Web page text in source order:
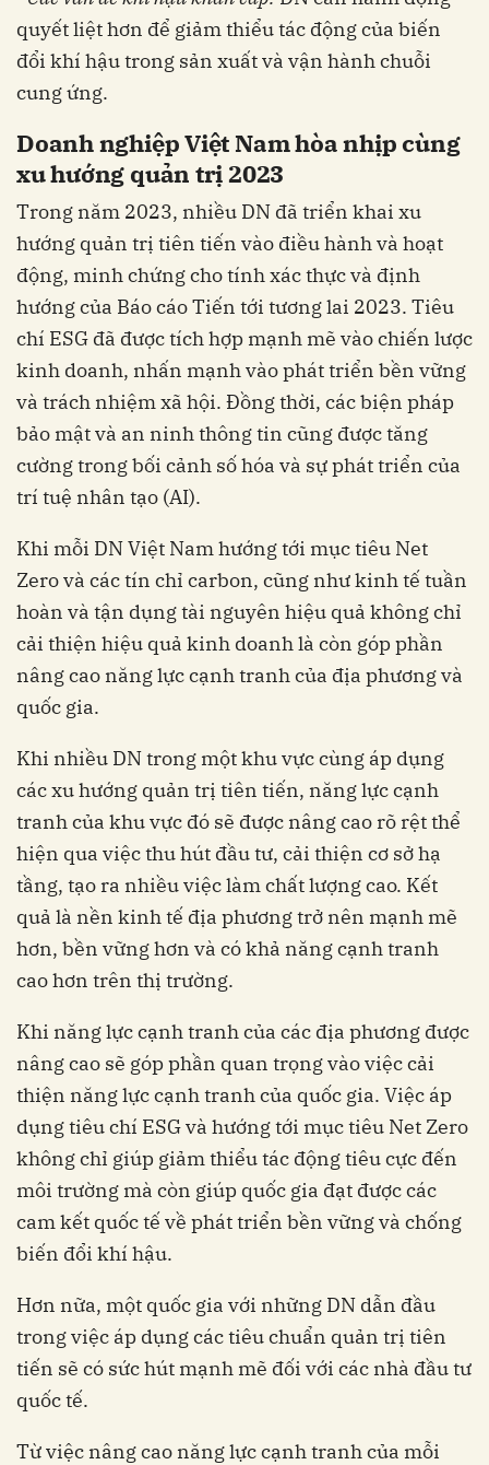
quyết liệt hơn để giảm thiểu tác động của biến
đổi khí hậu trong sản xuất và vận hành chuỗi
cung ứng.
Doanh nghiệp Việt Nam hòa nhịp cùng
xu hướng quản trị 2023
Trong năm 2023, nhiều DN đã triển khai xu
hướng quản trị tiên tiến vào điều hành và hoạt
động, minh chứng cho tính xác thực và định
hướng của Báo cáo Tiến tới tương lai 2023. Tiêu
chí ESG đã được tích hợp mạnh mẽ vào chiến lược
kinh doanh, nhấn mạnh vào phát triển bền vững
và trách nhiệm xã hội. Đồng thời, các biện pháp
bảo mật và an ninh thông tin cũng được tăng
cường trong bối cảnh số hóa và sự phát triển của
trí tuệ nhân tạo (AI).
Khi mỗi DN Việt Nam hướng tới mục tiêu Net
Zero và các tín chỉ carbon, cũng như kinh tế tuần
hoàn và tận dụng tài nguyên hiệu quả không chỉ
cải thiện hiệu quả kinh doanh là còn góp phần
nâng cao năng lực cạnh tranh của địa phương và
quốc gia.
Khi nhiều DN trong một khu vực cùng áp dụng
các xu hướng quản trị tiên tiến, năng lực cạnh
tranh của khu vực đó sẽ được nâng cao rõ rệt thể
hiện qua việc thu hút đầu tư, cải thiện cơ sở hạ
tầng, tạo ra nhiều việc làm chất lượng cao. Kết
quả là nền kinh tế địa phương trở nên mạnh mẽ
hơn, bền vững hơn và có khả năng cạnh tranh
cao hơn trên thị trường.
Khi năng lực cạnh tranh của các địa phương được
nâng cao sẽ góp phần quan trọng vào việc cải
thiện năng lực cạnh tranh của quốc gia. Việc áp
dụng tiêu chí ESG và hướng tới mục tiêu Net Zero
không chỉ giúp giảm thiểu tác động tiêu cực đến
môi trường mà còn giúp quốc gia đạt được các
cam kết quốc tế về phát triển bền vững và chống
biến đổi khí hậu.
Hơn nữa, một quốc gia với những DN dẫn đầu
trong việc áp dụng các tiêu chuẩn quản trị tiên
tiến sẽ có sức hút mạnh mẽ đối với các nhà đầu tư
quốc tế.
Từ việc nâng cao năng lực cạnh tranh của mỗi